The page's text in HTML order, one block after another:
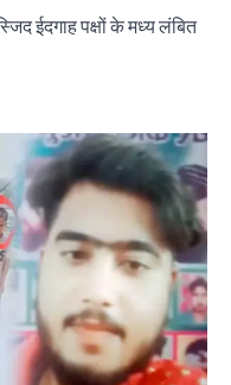
ईदगाह पक्षों के मध्य लंबित